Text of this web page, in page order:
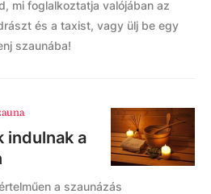
mi foglalkoztatja valójában az
és a taxist, vagy ülj be egy
szaunába!
indulnak a
a szaunázás